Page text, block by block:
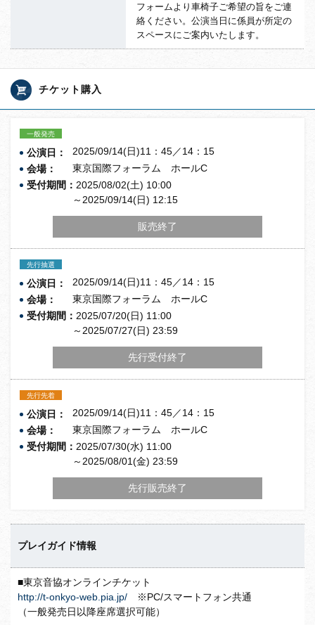
フォームより車椅子ご希望の旨をご連
絡ください。公演当日に係員が所定の
スペースにご案内いたします。
チケット購入
一般発売
公演日：
2025/09/14(日)11：45／14：15
会場：
東京国際フォーラム ホールC
受付期間： 2025/08/02(土) 10:00
～2025/09/14(日) 12:15
販売終了
先行抽選
公演日：
2025/09/14(日)11：45／14：15
会場：
東京国際フォーラム ホールC
受付期間： 2025/07/20(日) 11:00
～2025/07/27(日) 23:59
先行受付終了
先行先着
公演日：
2025/09/14(日)11：45／14：15
会場：
東京国際フォーラム ホールC
受付期間： 2025/07/30(水) 11:00
～2025/08/01(金) 23:59
先行販売終了
プレイガイド情報
■東京音協オンラインチケット
http://t-onkyo-web.pia.jp/ ※PC/スマートフォン共通
（一般発売日以降座席選択可能）